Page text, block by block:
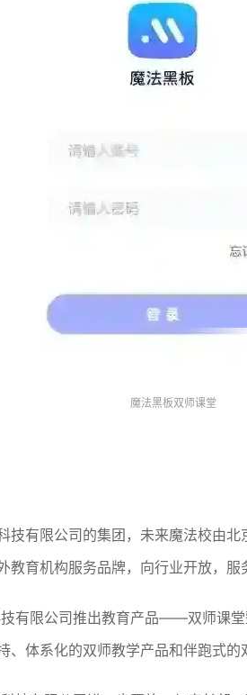
魔法黑板双师课堂
技有限公司的集团，未来魔法校由
教育机构服务品牌，向行业开放，服
有限公司推出教育产品——双师课
体系化的双师教学产品和伴跑式的